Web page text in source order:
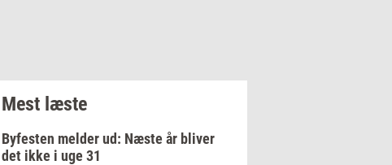
Mest læste
Byfesten melder ud: Næste år bliver
det ikke i uge 31